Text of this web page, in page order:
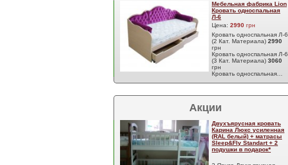
Мебельная фабрика Lion
Кровать односпальная
Л-6
Цена: 2990 грн
Кровать односпальная Л-6
(2 Кат. Материала) 2990
грн
Кровать односпальная Л-6
(3 Кат. Материала) 3060
грн
Кровать односпальная…
Акции
Двухъярусная кровать
Карина Люкс усиленная
(RAL белый) + матрасы
Sleep&Fly Standart + 2
подушки в подарок*